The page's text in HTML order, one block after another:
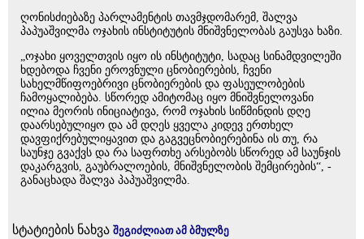
ღონისძიებაზე პარლამენტის თავმჯდომარემ, შალვა
პაპუაშვილმა ოჯახის ინსტიტუტის მნიშვნელობას გაუსვა ხაზი.
„ოჯახი ყოველთვის იყო ის ინსტიტუტი, სადაც სინამდვილეში
ხდებოდა ჩვენი ეროვნული ცნობიერების, ჩვენი
სახელმწიფოებრივი ცნობიერების და ფასეულობების
ჩამოყალიბება. სწორედ ამიტომაც იყო მნიშვნელოვანი
ილია მეორის ინიციატივა, რომ ოჯახის სიწმინდის დღე
დაარსებულიყო და ამ დღეს ყველა კიდევ ერთხელ
დავფიქრებულიყავით და გაგვეცნობიერებინა ის თუ, რა
საუნჯე გვაქვს და რა საფრთხე არსებობს სწორედ ამ საუნჯის
დაკარგვის, გაუბრალოების, მნიშვნელობის შემცირების“, -
განაცხადა შალვა პაპუაშვილმა.
სტატიების ნახვა შეგიძლიათ ამ ბმულზე